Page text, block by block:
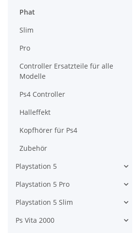
Phat
Slim
Pro
Controller Ersatzteile für alle
Modelle
Ps4 Controller
Halleffekt
Kopfhörer für Ps4
Zubehör
Playstation 5
Playstation 5 Pro
Playstation 5 Slim
Ps Vita 2000